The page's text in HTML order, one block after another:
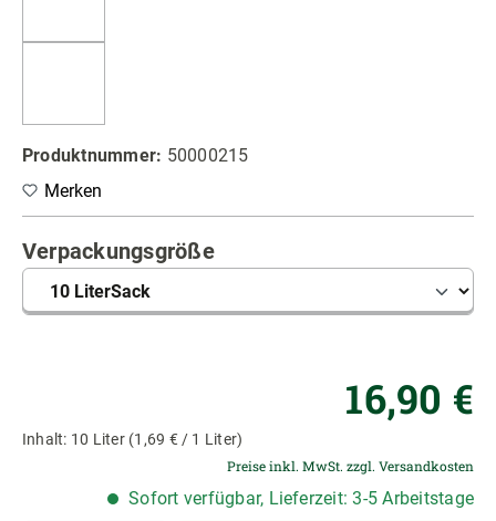
Produktnummer: 50000215
Merken
Verpackungsgrößeauswählen
16,90 €
Inhalt: 10 Liter (1,69 € / 1 Liter)
Preise inkl. MwSt. zzgl. Versandkosten
Sofort verfügbar, Lieferzeit: 3-5 Arbeitstage